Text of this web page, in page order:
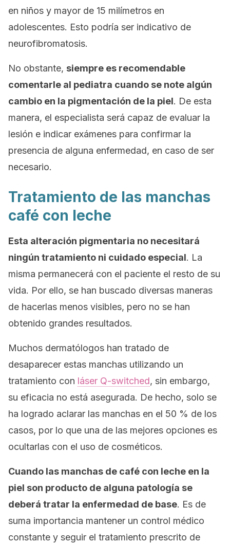
en niños y mayor de 15 milímetros en
adolescentes. Esto podría ser indicativo de
neurofibromatosis.
No obstante, siempre es recomendable
comentarle al pediatra cuando se note algún
cambio en la pigmentación de la piel. De esta
manera, el especialista será capaz de evaluar la
lesión e indicar exámenes para confirmar la
presencia de alguna enfermedad, en caso de ser
necesario.
Tratamiento de las manchas
café con leche
Esta alteración pigmentaria no necesitará
ningún tratamiento ni cuidado especial. La
misma permanecerá con el paciente el resto de su
vida. Por ello, se han buscado diversas maneras
de hacerlas menos visibles, pero no se han
obtenido grandes resultados.
Muchos dermatólogos han tratado de
desaparecer estas manchas utilizando un
tratamiento con láser Q-switched, sin embargo,
su eficacia no está asegurada. De hecho, solo se
ha logrado aclarar las manchas en el 50 % de los
casos, por lo que una de las mejores opciones es
ocultarlas con el uso de cosméticos.
Cuando las manchas de café con leche en la
piel son producto de alguna patología se
deberá tratar la enfermedad de base. Es de
suma importancia mantener un control médico
constante y seguir el tratamiento prescrito de